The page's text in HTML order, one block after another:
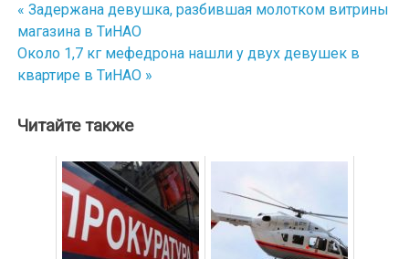
Навигация
по
записям
« Задержана девушка, разбившая молотком витрины
магазина в ТиНАО
Около 1,7 кг мефедрона нашли у двух девушек в
квартире в ТиНАО »
Читайте также